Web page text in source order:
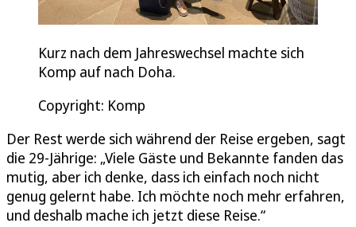
Kurz nach dem Jahreswechsel machte sich
Komp auf nach Doha.
Copyright: Komp
Der Rest werde sich während der Reise ergeben, sagt
die 29-Jährige: „Viele Gäste und Bekannte fanden das
mutig, aber ich denke, dass ich einfach noch nicht
genug gelernt habe. Ich möchte noch mehr erfahren,
und deshalb mache ich jetzt diese Reise.“